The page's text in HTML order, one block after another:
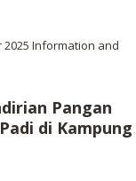
Information and
Pangan
di Kampung